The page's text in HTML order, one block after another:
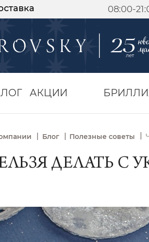
08:00-
АКЦИИ
| Блог | Полезные советы
ДЕЛАТЬ С